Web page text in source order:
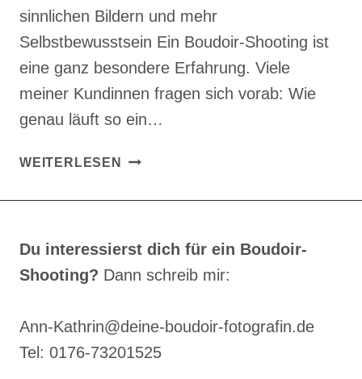
sinnlichen Bildern und mehr
Selbstbewusstsein Ein Boudoir-Shooting ist
eine ganz besondere Erfahrung. Viele
meiner Kundinnen fragen sich vorab: Wie
genau läuft so ein…
WEITERLESEN
DER
EINES
–
SCHRITT
SCHRITT
Du interessierst dich für ein Boudoir-
Shooting? Dann schreib mir:
Ann-Kathrin@deine-boudoir-fotografin.de
Tel: 0176-73201525